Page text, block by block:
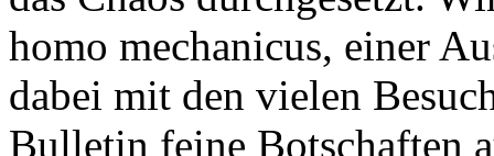
homo mechanicus, einer
dabei mit den vielen
Bulletin feine Botschaften